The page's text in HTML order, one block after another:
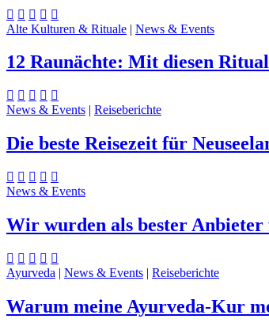
Alte Kulturen & Rituale | News & Events
12 Raunächte: Mit diesen
News & Events | Reiseberichte
Die beste Reisezeit für
News & Events
Wir wurden als bester Anbieter
Ayurveda | News & Events | Reiseberichte
Warum meine Ayurveda-Kur